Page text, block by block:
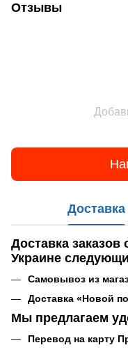
Отзывы
Доставка
Доставка заказов
Украине
Самовывоз из
Доставка «Новой
Мы предлагаем
Перевод на карту